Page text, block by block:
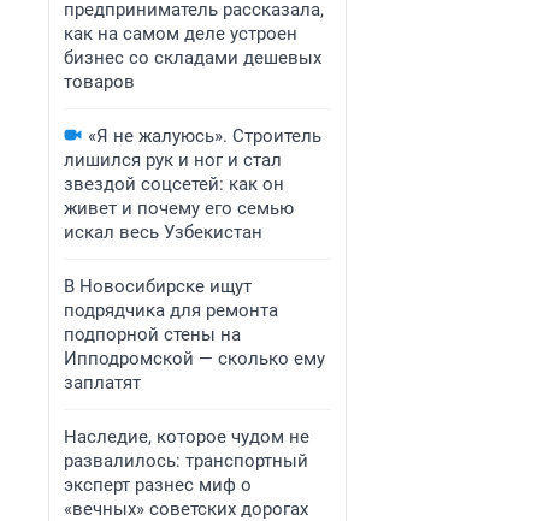
предприниматель рассказала,
как на самом деле устроен
бизнес со складами дешевых
товаров
«Я не жалуюсь». Строитель
лишился рук и ног и стал
звездой соцсетей: как он
живет и почему его семью
искал весь Узбекистан
В Новосибирске ищут
подрядчика для ремонта
подпорной стены на
Ипподромской — сколько ему
заплатят
Наследие, которое чудом не
развалилось: транспортный
эксперт разнес миф о
«вечных» советских дорогах